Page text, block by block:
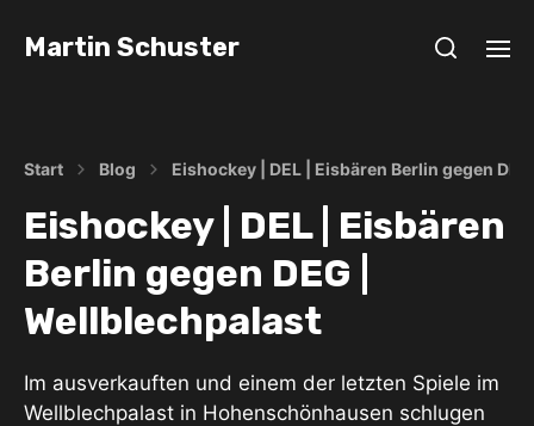
Martin Schuster
Start Blog Eishockey | DEL | Eisbären Berlin gegen
Eishockey | DEL | Eisbären
Berlin gegen DEG |
Wellblechpalast
Im ausverkauften und einem der letzten Spiele im
Wellblechpalast in Hohenschönhausen schlugen